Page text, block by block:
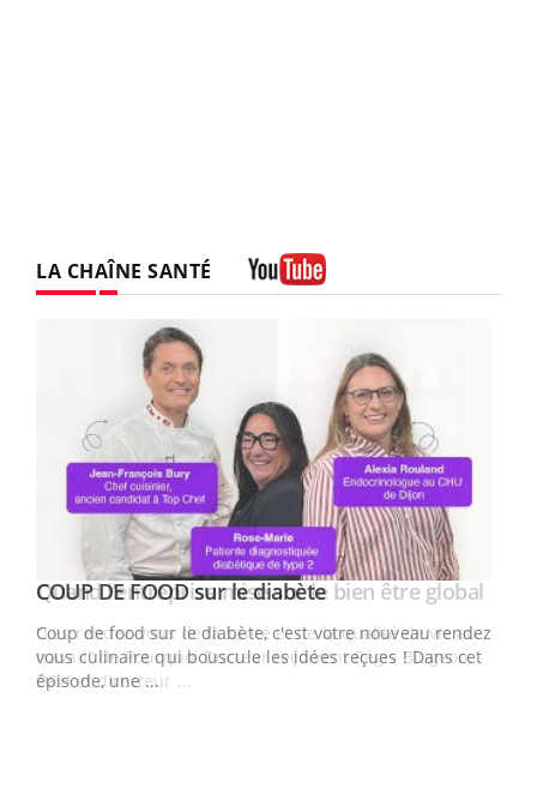
LA CHAÎNE SANTÉ
Youtube
COUP DE FOOD sur le diabèteYoutube
Coup de food sur le diabète, c'est votre nouveau rendez-
vous culinaire qui bouscule les idées reçues ! Dans cet
épisode, une ...
Youtube
Quand l’entreprise mise sur le bien être global
"Les rendez-vous de la santé et de la qualité de vie au
travail" de Pourquoi Docteur reçoivent Régis Blugeon,
DRH et directeur ...